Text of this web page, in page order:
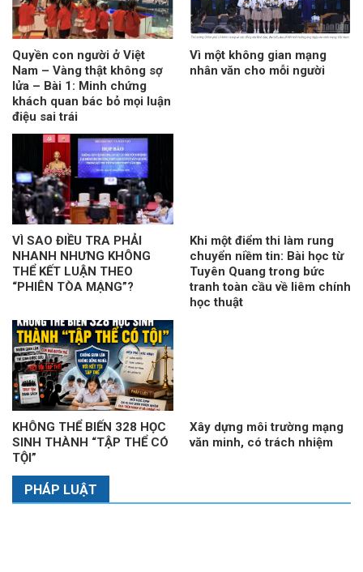
Quyền con người ở Việt
Nam – Vàng thật không sợ
lửa – Bài 1: Minh chứng
khách quan bác bỏ mọi luận
điệu sai trái
Vì một không gian mạng
nhân văn cho mỗi người
VÌ SAO ĐIỀU TRA PHẢI
NHANH NHƯNG KHÔNG
THỂ KẾT LUẬN THEO
“PHIÊN TÒA MẠNG”?
Khi một điểm thi làm rung
chuyển niềm tin: Bài học từ
Tuyên Quang trong bức
tranh toàn cầu về liêm chính
học thuật
KHÔNG THỂ BIẾN 328 HỌC
SINH THÀNH “TẬP THỂ CÓ
TỘI”
Xây dựng môi trường mạng
văn minh, có trách nhiệm
PHÁP LUẬT